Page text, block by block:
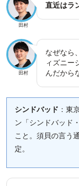
田村
直近はラ
田村
なぜなら
ィズニー
んだから
シンドバッド ：東
ン「シンドバッド
こと。須貝の言う
定。